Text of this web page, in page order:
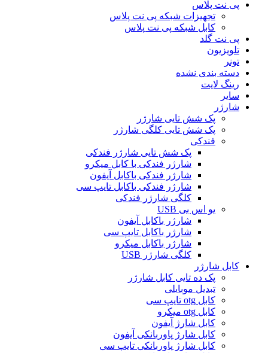
پی نت پلاس
تجهیزات شبکه پی نت پلاس
کابل شبکه پی نت پلاس
پی نت گلد
تلویزیون
تونر
دسته بندی نشده
رینگ لایت
سایر
شارژر
پک شش تایی شارژر
پک شش تایی کلگی شارژر
فندکی
پک شش تایی شارژر فندکی
شارژر فندکی با کابل میکرو
شارژر فندکی باکابل آیفون
شارژر فندکی باکابل تایپ سی
کلگی شارژر فندکی
یو اس بی USB
شارژر باکابل آیفون
شارژر باکابل تایپ سی
شارژر باکابل میکرو
کلگی شارژر USB
کابل شارژر
پک ده تایی کابل شارژر
تبدیل موبایلی
کابل otg تایپ سی
کابل otg میکرو
کابل شارژ آیفون
کابل شارژ پاوربانکی آیفون
کابل شارژ پاوربانکی تایپ سی